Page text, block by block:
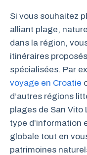
Si vous souhaitez
alliant plage,
dans la région,
itinéraires
spécialisées. Par
voyage en Croatie
d’autres régions
plages de San Vito
type d’information
globale tout en
patrimoines